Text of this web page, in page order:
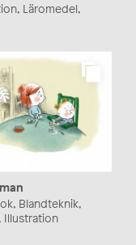
Läromedel,
Blandteknik,
Illustration